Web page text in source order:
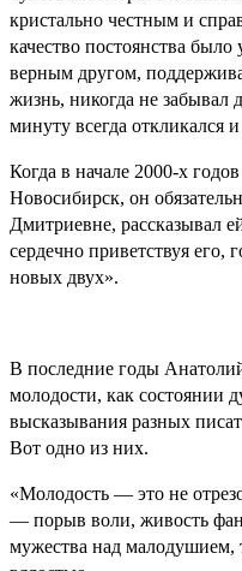
кристально честным и
качество постоянства
верным другом,
жизнь, никогда не забывал
минуту всегда откликался
Когда в начале 2000-х
Новосибирск, он
Дмитриевне, рассказывал
сердечно приветствуя
новых двух».
В последние годы
молодости, как состоянии
высказывания разных
Вот одно из них.
«Молодость — это не
— порыв воли, живость
мужества над